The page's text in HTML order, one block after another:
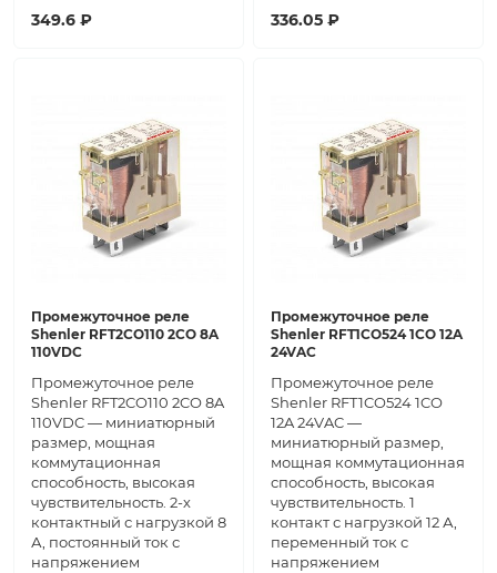
349.6 ₽ 336.05 ₽
Промежуточное реле
Shenler RFT2CO110 2CO 8A
110VDC
Промежуточное реле
Shenler RFT2CO110 2CO 8A
110VDC — миниатюрный
размер, мощная
коммутационная
способность, высокая
чувствительность. 2-х
контактный с нагрузкой 8
А, постоянный ток с
напряжением
Промежуточное реле
Shenler RFT1CO524 1CO 12A
24VAC
Промежуточное реле
Shenler RFT1CO524 1CO
12A 24VAC —
миниатюрный размер,
мощная коммутационная
способность, высокая
чувствительность. 1
контакт с нагрузкой 12 А,
переменный ток с
напряжением